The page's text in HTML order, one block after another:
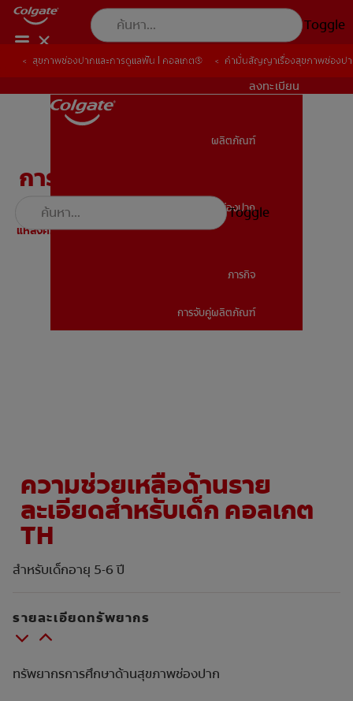
Toggle
ลงทะเบียน
ผลิตภัณฑ์
สุขภาพช่องปาก
ภารกิจ
การจับคู่ผลิตภัณฑ์
Toggle
สุขภาพช่องปากและการดูแลฟัน | คอลเกต® คำมั่นสัญญาเรื่องสุขภาพช่องป
สุขภาพช่องปากและการดูแลฟัน | คอลเกต® คำมั่นสัญญาเรื่องสุขภาพช่องป
การแปรงฟันที่ถูกวิธี
แหล่งความรู้
ความช่วยเหลือด้านราย
ละเอียดสำหรับเด็ก คอลเกต
TH
สำหรับเด็กอายุ 5-6 ปี
รายละเอียดทรัพยากร
ทรัพยากรการศึกษาด้านสุขภาพช่องปาก